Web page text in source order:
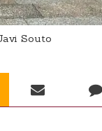
Souto